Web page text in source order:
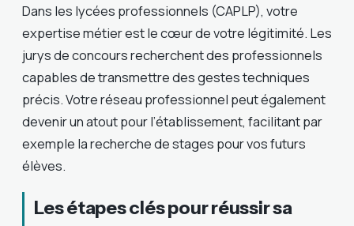
Dans les lycées professionnels (CAPLP), votre
expertise métier est le cœur de votre légitimité. Les
jurys de concours recherchent des professionnels
capables de transmettre des gestes techniques
précis. Votre réseau professionnel peut également
devenir un atout pour l’établissement, facilitant par
exemple la recherche de stages pour vos futurs
élèves.
Les étapes clés pour réussir sa